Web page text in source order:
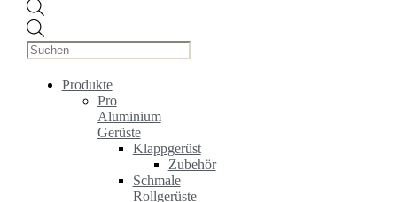
search
Produkte
Pro
Aluminium
Gerüste
Klappgerüst
Zubehör
Schmale
Rollgerüste